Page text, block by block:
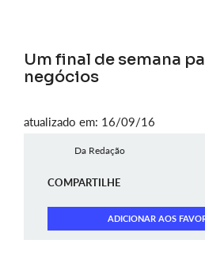
Um final de semana
negócios
atualizado em: 16/09/16
Da Redação
COMPARTILHE
ADICIONAR AOS